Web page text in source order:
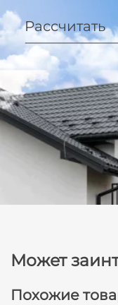
Рассчитать
Может
Похожие